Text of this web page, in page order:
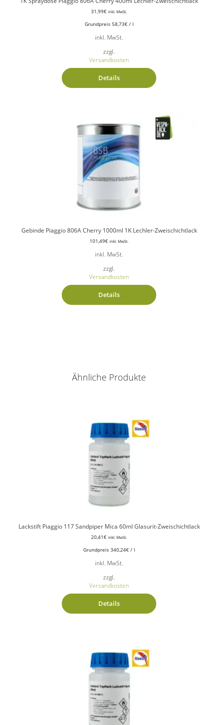
31,99€ inkl. MwSt.
Grundpreis 58,73€/ l
inkl. MwSt.
zzgl.
Versandkosten
Details
Gebinde Piaggio 806A Cherry 1000ml 1K Lechler-Zweischichtlack
101,49€ inkl. MwSt.
inkl. MwSt.
zzgl.
Versandkosten
Details
Ähnliche Produkte
Lackstift Piaggio 117 Sandpiper Mica 60ml Glasurit-Zweischichtlack
20,41€ inkl. MwSt.
Grundpreis 340,24€/ l
inkl. MwSt.
zzgl.
Versandkosten
Details